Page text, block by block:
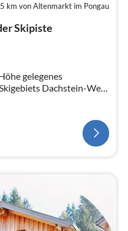
km von Altenmarkt im Pongau
Skipiste
gelegenes
Dachstein-West
und traumhaften